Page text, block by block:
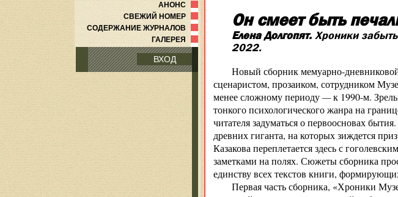
АНОНС
СВЕЖИЙ НОМЕР
СОДЕРЖАНИЕ ЖУРНАЛОВ
ГАЛЕРЕЯ
ВХОД
Он смеет быть
Елена Долгопят. Хроники
2022.
Новый сборник мемуарно-
сценаристом, прозаиком, сотрудником
менее сложному периоду—к 1990-м.
тонкого психологического жанра на
читателя задуматься о первоосновах
древних гиганта, на которых зиждется
Казакова переплетается здесь с
заметками на полях. Сюжеты сборника
единству всех текстов книги,
Первая часть сборника, «Хроники